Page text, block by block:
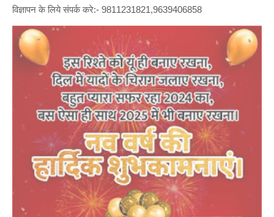
विज्ञापन के लिये संपर्क करे:- 9811231821,9639406858